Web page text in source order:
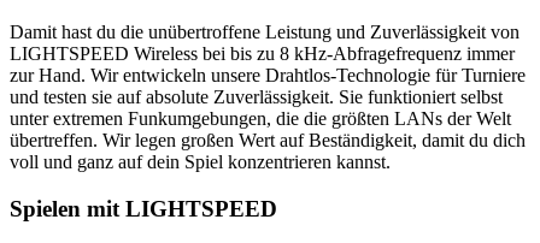
Damit hast du die unübertroffene Leistung und Zuverlässigkeit von
LIGHTSPEED Wireless bei bis zu 8 kHz-Abfragefrequenz immer
zur Hand. Wir entwickeln unsere Drahtlos-Technologie für Turniere
und testen sie auf absolute Zuverlässigkeit. Sie funktioniert selbst
unter extremen Funkumgebungen, die die größten LANs der Welt
übertreffen. Wir legen großen Wert auf Beständigkeit, damit du dich
voll und ganz auf dein Spiel konzentrieren kannst.
Spielen mit LIGHTSPEED